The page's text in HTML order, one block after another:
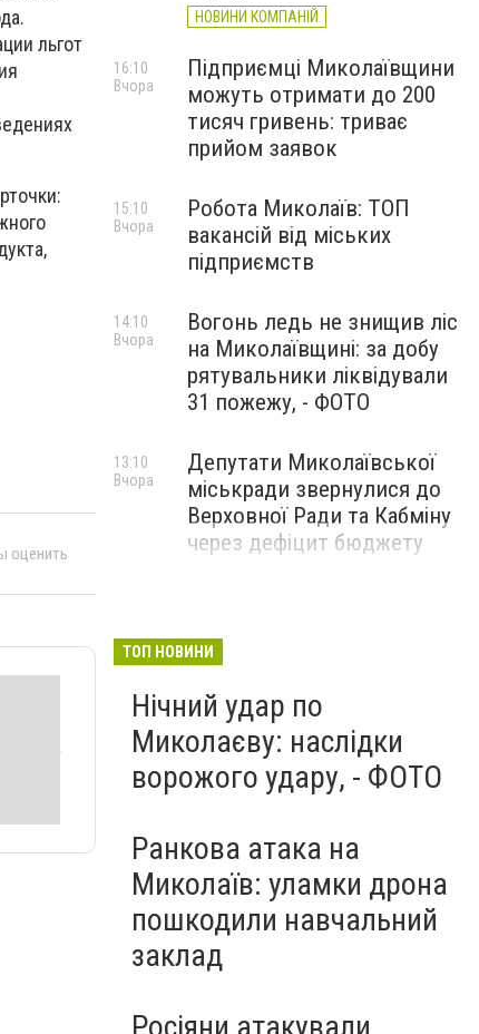
льгот
оценить
НОВИНИ КОМПАНІЙ
Підприємці Миколаївщини
можуть отримати до 200
тисяч гривень: триває
прийом заявок
16:10
Вчора
Робота Миколаїв: ТОП
вакансій від міських
підприємств
15:10
Вчора
Вогонь ледь не знищив ліс
на Миколаївщині: за добу
рятувальники ліквідували
31 пожежу, - ФОТО
14:10
Вчора
Депутати Миколаївської
міськради звернулися до
Верховної Ради та Кабміну
через дефіцит бюджету
13:10
Вчора
ТОП НОВИНИ
Нічний удар по
Миколаєву: наслідки
ворожого удару, - ФОТО
Ранкова атака на
Миколаїв: уламки дрона
пошкодили навчальний
заклад